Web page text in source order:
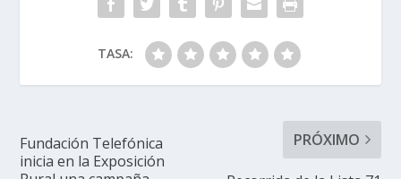
TASA:
Fundación Telefónica
inicia en la Exposición
PRÓXIMO